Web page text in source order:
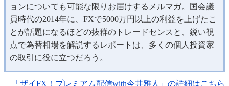
ョンについても可能な限りお届けするメルマガ。国会議
員時代の2014年に、FXで5000万円以上の利益を上げたこ
とが話題になるほどの抜群のトレードセンスと、鋭い視
点で為替相場を解説するレポートは、多くの個人投資家
の取引に役に立つだろう。
「ザイFX！プレミアム配信with今井雅人」の詳細はこちら